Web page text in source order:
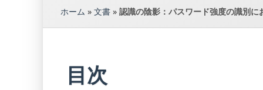
ホーム » 文書 » 認識の陰影：パスワード強度の識別に
目次